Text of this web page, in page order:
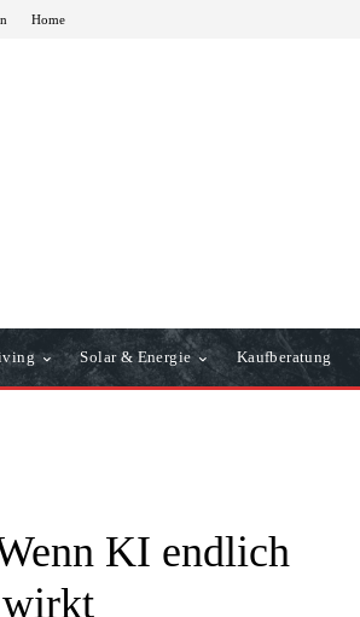
Home
Solar & Energie Kaufberatung
KI endlich